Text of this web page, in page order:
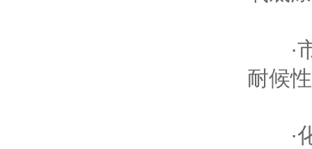
·市
耐候
·化